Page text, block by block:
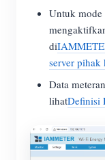
Untuk mode
di
server pihak
Data
lihatDefinisi